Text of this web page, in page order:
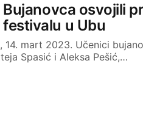
osvojili
u Ubu
14. mart 2023. Učenici
Spasić i Aleksa Pešić,…